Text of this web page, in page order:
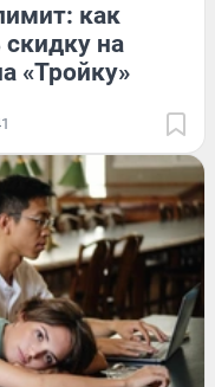
как
на
«Тройку»